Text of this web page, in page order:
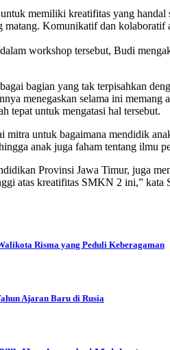
memiliki kreatifitas yang handal
matang. Komunikatif dan
workshop tersebut, Budi
bagian yang tak terpisahkan
menegaskan selama ini
tepat untuk mengatasi hal tersebut.
mitra untuk bagaimana mendidik
anak juga faham tentang ilmu
Provinsi Jawa Timur, juga
atas kreatifitas SMKN 2 ini,” kata
Risma yang Peduli Keberagaman
Ajaran Baru di Rusia